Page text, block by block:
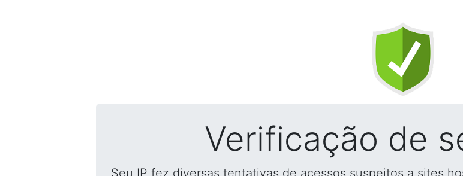
Verificação de
Seu IP fez diversas tentativas de acessos suspeitos a sites